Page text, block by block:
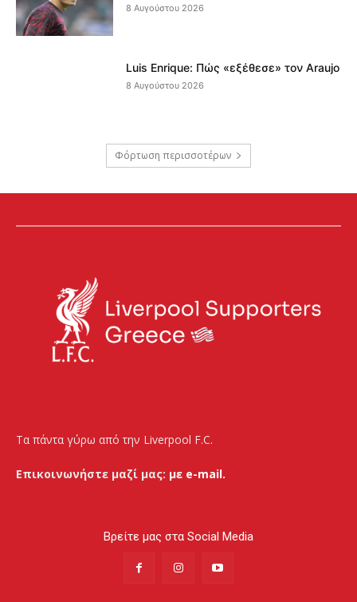
8 Αυγούστου 2026
Luis Enrique: Πώς «εξέθεσε» τον Araujo
8 Αυγούστου 2026
Φόρτωση περισσοτέρων
Τα πάντα γύρω από την Liverpool F.C.
Επικοινωνήστε μαζί μας: με e-mail.
Βρείτε μας στα Social Media